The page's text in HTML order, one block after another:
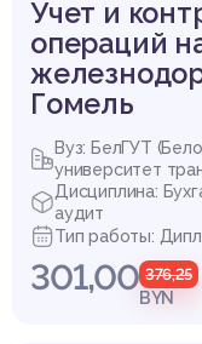
Учет и
операций
Гомель
Вуз: БелГУТ
университет
Дисциплина:
аудит
Тип работы:
301,00 376,25
BYN